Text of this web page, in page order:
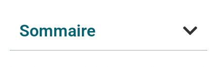
Sommaire